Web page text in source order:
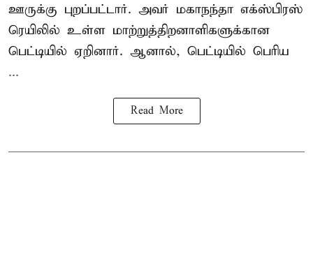
ஊருக்கு புறப்பட்டார். அவர் மகாநந்தா எக்ஸ்பிரஸ்
ரெயிலில் உள்ள மாற்றுத்திறனாளிகளுக்கான
பெட்டியில் ஏறினார். ஆனால், பெட்டியில் பெரிய
...
Read More